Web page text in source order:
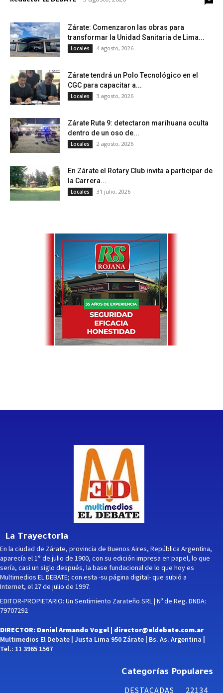
Zárate: Comenzaron las obras para
transformar la Unidad Sanitaria de Lima...
Locales 4 agosto, 2026
Zárate tendrá un Polo Tecnológico en el
CGC para capacitar a...
Locales 3 agosto, 2026
Zárate Ruta 9: detectaron marihuana oculta
dentro de un oso de...
Locales 2 agosto, 2026
En Zárate el Rotary Club invita a participar de
la Carrera...
Locales 31 julio, 2026
La Trayectoria
En la ciudad de Zárate, provincia de Buenos Aires, República Argentina,
aparecía el 1° de julio de 1900, con su edición impresa en papel, lo que
sería, casi un siglo después, la base fundacional de lo que hoy es
Multimedios EL DEBATE; con esta -su página digital- que subió a
Internet, el 27 de julio de 1997.
EDITOR-PROPIETARIO: Un Sentimiento Zarateño SRL | Nº de Reg. DNDA:
79707292
DIRECTOR: Daniel Armando Vogel | director@eldebate.com.ar
Multimedios El Debate | Justa Lima 950 Zárate | Bs. As. Argentina |
Tel.: 11 3965 1567
Categorías Populares
DESTACADAS
22134